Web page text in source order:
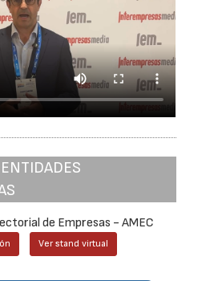
de Empresas - AMEC
Ver stand virtual